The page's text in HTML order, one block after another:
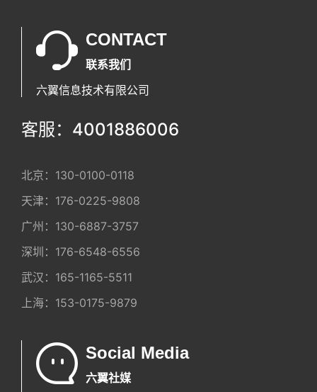
CONTACT
联系我们
六翼信息技术有限公司
客服：4001886006
北京： 130-0100-0118
天津： 176-0225-9808
广州： 130-6887-3757
深圳： 176-6548-6556
武汉： 165-1165-5511
上海： 153-0175-9879
Social Media
六翼社媒